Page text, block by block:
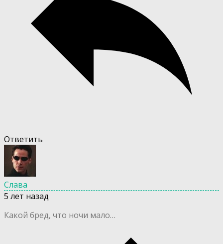
Ответить
Слава
5 лет назад
Какой бред, что ночи мало…